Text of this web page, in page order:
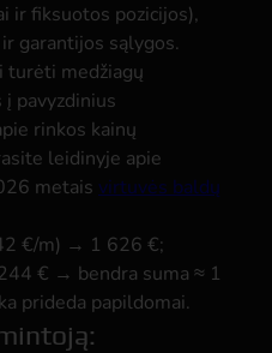
ir fiksuotos pozicijos),
garantijos sąlygos.
turėti medžiagų
į pavyzdinius
rinkos kainų
leidinyje apie
metais virtuvės baldų
€/m) → 1 626 €;
€ → bendra suma ≈ 1
prideda papildomai.